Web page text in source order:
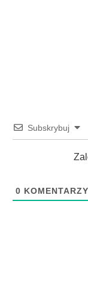
Subskrybuj
0 KOMENTARZY